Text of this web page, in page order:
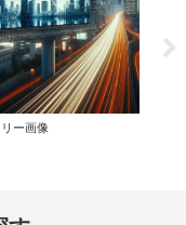
ー画像